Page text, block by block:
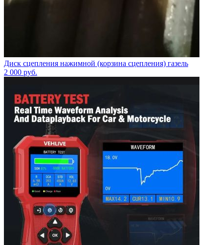
Диск сцепления нажимной (корзина сцепления) газель
2 000 руб.